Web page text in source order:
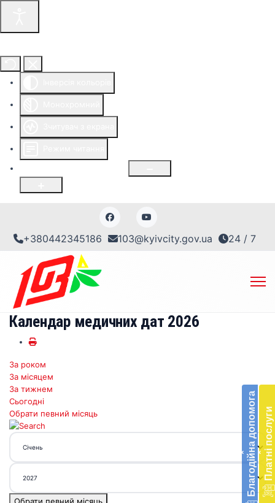
+380442345186 103@kyivcity.gov.ua 24 / 7
‹ Благодійна допомогав
‹ Платні послуги
Календар медичних дат 2026
За роком
За місяцем
За тижнем
Сьогодні
Обрати певний місяць